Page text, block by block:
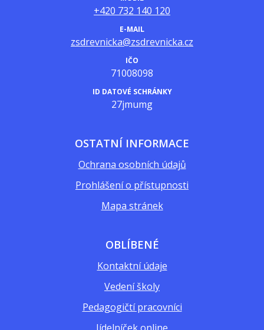
+420 732 140 120
E-MAIL
zsdrevnicka@zsdrevnicka.cz
IČO
71008098
ID DATOVÉ SCHRÁNKY
27jmumg
OSTATNÍ INFORMACE
Ochrana osobních údajů
Prohlášení o přístupnosti
Mapa stránek
OBLÍBENÉ
Kontaktní údaje
Vedení školy
Pedagogičtí pracovníci